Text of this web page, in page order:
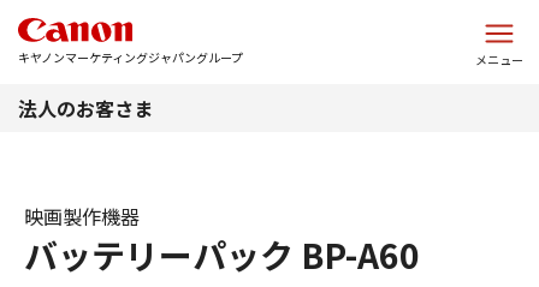
キヤノンマーケティングジャパングループ メニュー
法人のお客さま
バッテリーパック BP-A60
映画製作機器